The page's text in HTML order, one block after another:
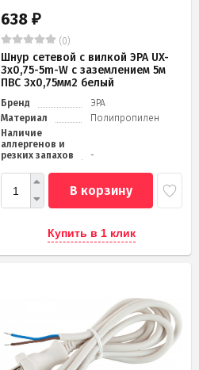
638 ₽
(0)
Шнур сетевой с вилкой ЭРА UX-
3x0,75-5m-W с заземлением 5м
ПВС 3x0,75мм2 белый
Бренд
ЭРА
Материал
Полипропилен
Наличие
аллергенов и
резких запахов
-
В корзину
Купить в 1 клик